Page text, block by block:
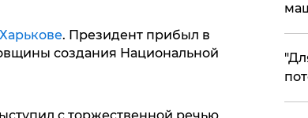
. Президент прибыл в
создания Национальной